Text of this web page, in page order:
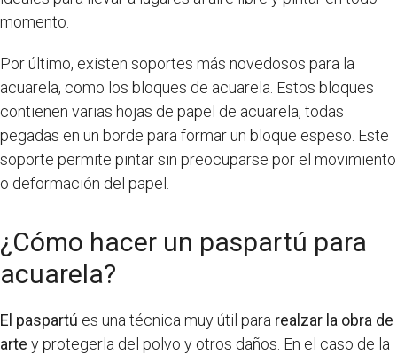
momento.
Por último, existen soportes más novedosos para la
acuarela, como los bloques de acuarela. Estos bloques
contienen varias hojas de papel de acuarela, todas
pegadas en un borde para formar un bloque espeso. Este
soporte permite pintar sin preocuparse por el movimiento
o deformación del papel.
¿Cómo hacer un paspartú para
acuarela?
El paspartú es una técnica muy útil para realzar la obra de
arte y protegerla del polvo y otros daños. En el caso de la